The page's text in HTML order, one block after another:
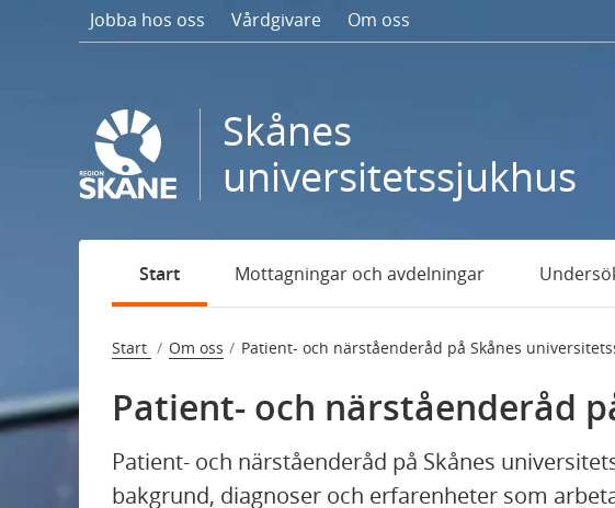
Jobba hos oss Vårdgivare Om oss
Skånes
universitetssjukhus
Start Mottagningar och avdelningar
Start Om oss Patient- och närståenderåd på Skånes
Patient- och närståenderåd
Patient- och närståenderåd på Skånes
bakgrund, diagnoser och erfarenheter som